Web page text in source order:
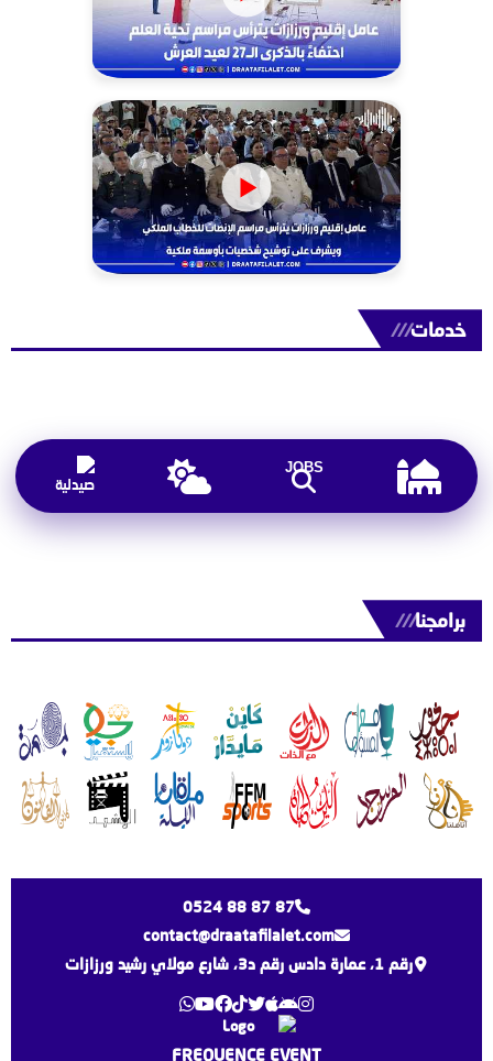
خدمات///
JOBS
برامجنا///
0524 88 87 87
contact@draatafilalet.com
رقم 1، عمارة دادس رقم د3، شارع مولاي رشيد ورزازات
FREQUENCE EVENT